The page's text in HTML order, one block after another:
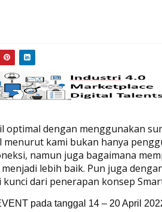
optimal dengan menggunakan
menurut kami bukan hanya
namun juga bagaimana
lebih baik. Pun juga
dari penerapan konsep
pada tanggal 14 – 20 April